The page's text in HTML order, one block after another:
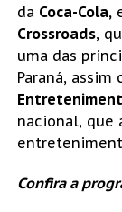
da Coca-Cola,
Crossroads,
uma das
Paraná, assim
nacional, que
Confira a